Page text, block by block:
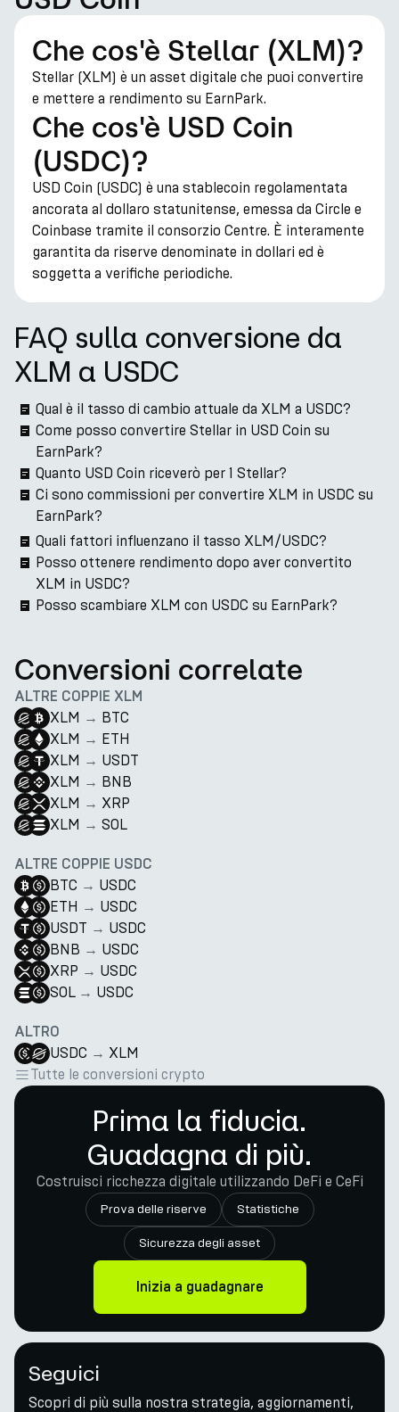
Che cos'è Stellar (XLM)?
Stellar (XLM) è un asset digitale che puoi convertire
e mettere a rendimento su EarnPark.
Che cos'è USD Coin
(USDC)?
USD Coin (USDC) è una stablecoin regolamentata
ancorata al dollaro statunitense, emessa da Circle e
Coinbase tramite il consorzio Centre. È interamente
garantita da riserve denominate in dollari ed è
soggetta a verifiche periodiche.
FAQ sulla conversione da
XLM a USDC
Qual è il tasso di cambio attuale da XLM a USDC?
Come posso convertire Stellar in USD Coin su
EarnPark?
Quanto USD Coin riceverò per 1 Stellar?
Ci sono commissioni per convertire XLM in USDC su
EarnPark?
Quali fattori influenzano il tasso XLM/USDC?
Posso ottenere rendimento dopo aver convertito
XLM in USDC?
Posso scambiare XLM con USDC su EarnPark?
Conversioni correlate
ALTRE COPPIE XLM
XLM → BTC
XLM → ETH
XLM → USDT
XLM → BNB
XLM → XRP
XLM → SOL
ALTRE COPPIE USDC
BTC → USDC
ETH → USDC
USDT → USDC
BNB → USDC
XRP → USDC
SOL → USDC
ALTRO
USDC → XLM
Tutte le conversioni crypto
Prima la fiducia.
Guadagna di più.
Costruisci ricchezza digitale utilizzando DeFi e CeFi
Prova delle riserve Statistiche
Sicurezza degli asset
Inizia a guadagnare
Seguici
Scopri di più sulla nostra strategia, aggiornamenti,